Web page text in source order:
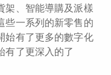
架、智能導購及派樣
些一系列的新零售的
始有了更多的數字化
有了更深入的了